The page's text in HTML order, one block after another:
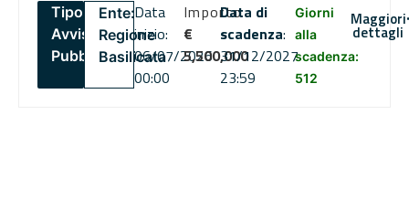
Tipo:
Avviso
Pubblico
Ente:
Regione
Basilicata
Data
inizio:
06/07/2026
00:00
Importo
€
5,500,000
Data di
scadenza:
31/12/2027
23:59
Giorni
alla
scadenza:
512
Maggiori
dettagli